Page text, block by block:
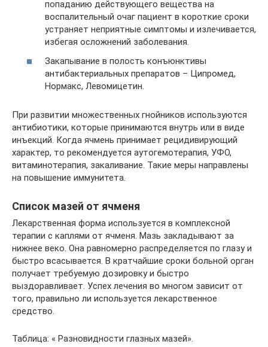
попаданию действующего вещества на
воспалительный очаг пациент в короткие сроки
устраняет неприятные симптомы и излечивается,
избегая осложнений заболевания.
Закапывание в полость конъюнктивы
антибактериальных препаратов – Ципромед,
Нормакс, Левомицетин.
При развитии множественных гнойников используются
антибиотики, которые принимаются внутрь или в виде
инъекций. Когда ячмень принимает рецидивирующий
характер, то рекомендуется аутогемотерапия, УФО,
витаминотерапия, закаливание. Такие меры направлены
на повышение иммунитета.
Список мазей от ячменя
Лекарственная форма используется в комплексной
терапии с каплями от ячменя. Мазь закладывают за
нижнее веко. Она равномерно распределяется по глазу и
быстро всасывается. В кратчайшие сроки больной орган
получает требуемую дозировку и быстро
выздоравливает. Успех лечения во многом зависит от
того, правильно ли используется лекарственное
средство.
Таблица: « Разновидности глазных мазей».